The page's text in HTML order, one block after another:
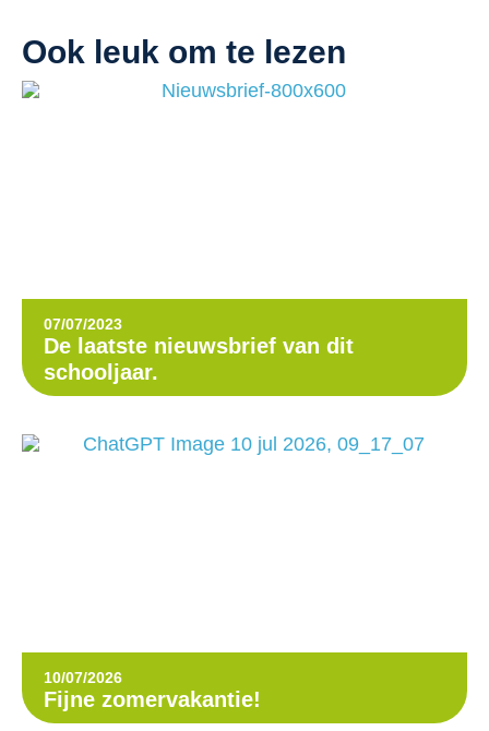
Ook leuk om te lezen
07/07/2023
De laatste nieuwsbrief van dit
schooljaar.
10/07/2026
Fijne zomervakantie!